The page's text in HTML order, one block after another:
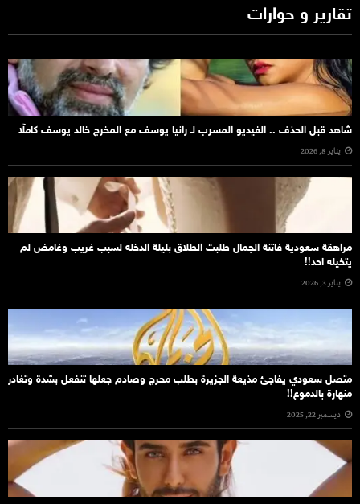
تقارير و حوارات
شاهد قبل الحذف .. الفيديو المسرب لـ رانيا يوسف مع المخرج خالد يوسف كاملًا
يناير 8, 2026
مراهقة سعودية فاتنة الجمال طلبت الطلاق بليلة الدخله لسبب غريب وغامض لم
يتخيله احد!!
يناير 3, 2026
متصل سعودي يفاجئ مذيعة الجزيرة بطلب محرج وصادم جعلها تنفعل بشدة وتغادر
منهارة بالدموع!!
ديسمبر 22, 2025